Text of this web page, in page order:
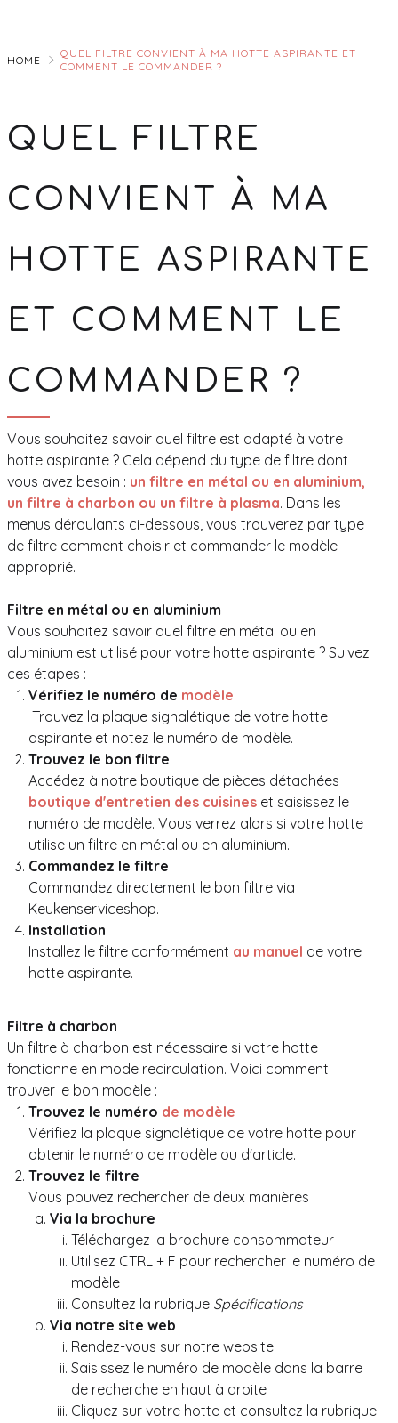
Main
HOME
QUEL FILTRE CONVIENT À MA HOTTE ASPIRANTE ET
COMMENT LE COMMANDER ?
QUEL FILTRE
CONVIENT À MA
HOTTE ASPIRANTE
ET COMMENT LE
COMMANDER ?
Vous souhaitez savoir quel filtre est adapté à votre
hotte aspirante ? Cela dépend du type de filtre dont
vous avez besoin : un filtre en métal ou en aluminium,
un filtre à charbon ou un filtre à plasma. Dans les
menus déroulants ci-dessous, vous trouverez par type
de filtre comment choisir et commander le modèle
approprié.
Filtre en métal ou en aluminium
Vous souhaitez savoir quel filtre en métal ou en
aluminium est utilisé pour votre hotte aspirante ? Suivez
ces étapes :
Vérifiez le numéro de modèle
Trouvez la plaque signalétique de votre hotte
aspirante et notez le numéro de modèle.
Trouvez le bon filtre
Accédez à notre boutique de pièces détachées
boutique d'entretien des cuisines et saisissez le
numéro de modèle. Vous verrez alors si votre hotte
utilise un filtre en métal ou en aluminium.
Commandez le filtre
Commandez directement le bon filtre via
Keukenserviceshop.
Installation
Installez le filtre conformément au manuel de votre
hotte aspirante.
Filtre à charbon
Un filtre à charbon est nécessaire si votre hotte
fonctionne en mode recirculation. Voici comment
trouver le bon modèle :
Trouvez le numéro de modèle
Vérifiez la plaque signalétique de votre hotte pour
obtenir le numéro de modèle ou d'article.
Trouvez le filtre
Vous pouvez rechercher de deux manières :
Via la brochure
Téléchargez la brochure consommateur
Utilisez CTRL + F pour rechercher le numéro de
modèle
Consultez la rubrique Spécifications
Via notre site web
Rendez-vous sur notre website
Saisissez le numéro de modèle dans la barre
de recherche en haut à droite
Cliquez sur votre hotte et consultez la rubrique